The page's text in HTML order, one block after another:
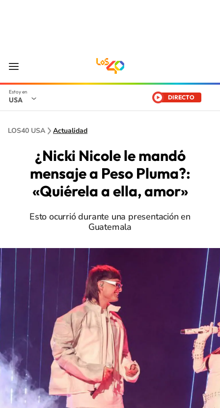
USA DIRECTO
LOS40 USA Actualidad
¿Nicki Nicole le mandó
mensaje a Peso Pluma?:
«Quiérela a ella, amor»
Esto ocurrió durante una presentación en
Guatemala